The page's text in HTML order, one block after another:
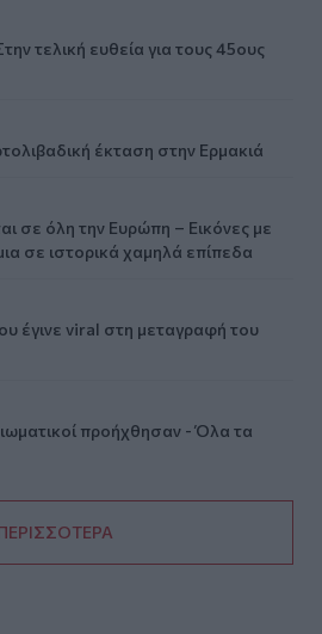
τελική ευθεία για τους 45ους
έκταση στην Ερμακιά
σε όλη την Ευρώπη – Εικόνες με
σε ιστορικά χαμηλά επίπεδα
έγινε viral στη μεταγραφή του
προήχθησαν - Όλα τα